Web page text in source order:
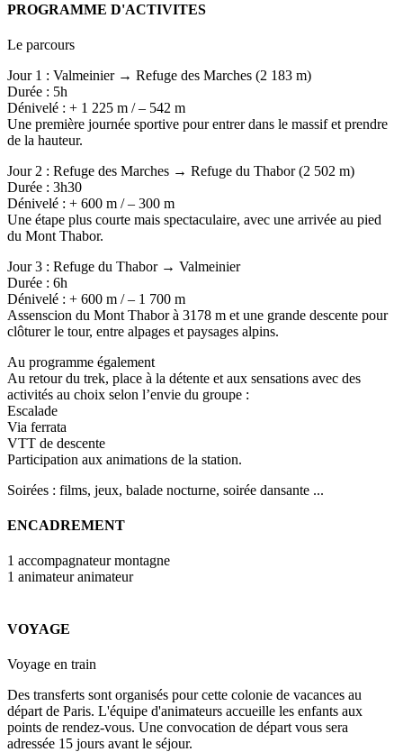
PROGRAMME D'ACTIVITES
Le parcours
Jour 1 : Valmeinier → Refuge des Marches (2 183 m)
Durée : 5h
Dénivelé : + 1 225 m / – 542 m
Une première journée sportive pour entrer dans le massif et prendre
de la hauteur.
Jour 2 : Refuge des Marches → Refuge du Thabor (2 502 m)
Durée : 3h30
Dénivelé : + 600 m / – 300 m
Une étape plus courte mais spectaculaire, avec une arrivée au pied
du Mont Thabor.
Jour 3 : Refuge du Thabor → Valmeinier
Durée : 6h
Dénivelé : + 600 m / – 1 700 m
Assenscion du Mont Thabor à 3178 m et une grande descente pour
clôturer le tour, entre alpages et paysages alpins.
Au programme également
Au retour du trek, place à la détente et aux sensations avec des
activités au choix selon l’envie du groupe :
Escalade
Via ferrata
VTT de descente
Participation aux animations de la station.
Soirées : films, jeux, balade nocturne, soirée dansante ...
ENCADREMENT
1 accompagnateur montagne
1 animateur animateur
VOYAGE
Voyage en train
Des transferts sont organisés pour cette colonie de vacances au
départ de Paris. L'équipe d'animateurs accueille les enfants aux
points de rendez-vous. Une convocation de départ vous sera
adressée 15 jours avant le séjour.